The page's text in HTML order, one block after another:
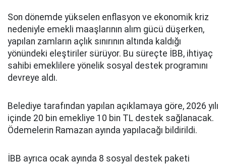
Son dönemde yükselen enflasyon ve ekonomik kriz
nedeniyle emekli maaşlarının alım gücü düşerken,
yapılan zamların açlık sınırının altında kaldığı
yönündeki eleştiriler sürüyor. Bu süreçte İBB, ihtiyaç
sahibi emeklilere yönelik sosyal destek programını
devreye aldı.
Belediye tarafından yapılan açıklamaya göre, 2026 yılı
içinde 20 bin emekliye 10 bin TL destek sağlanacak.
Ödemelerin Ramazan ayında yapılacağı bildirildi.
İBB ayrıca ocak ayında 8 sosyal destek paketi